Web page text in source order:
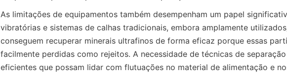
As limitações de equipamentos também desempenham um papel
vibratórias e sistemas de calhas tradicionais, embora amplamente
conseguem recuperar minerais ultrafinos de forma eficaz porque essas
facilmente perdidas como rejeitos. A necessidade de técnicas de
eficientes que possam lidar com flutuações no material de alimentação e